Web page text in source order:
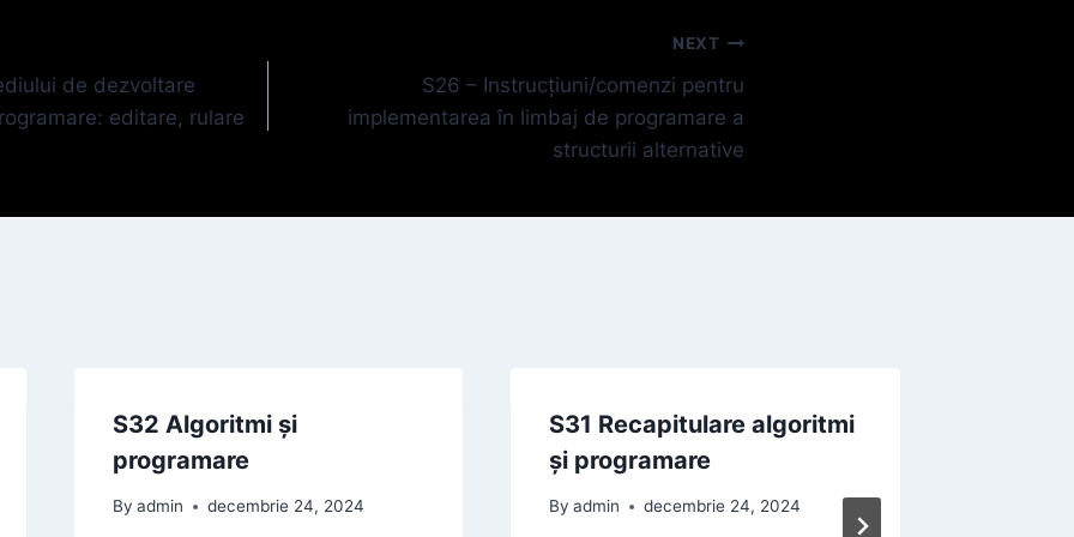
de dezvoltare
editare, rulare
NEXT
S26 – Instrucțiuni/comenzi pentru
implementarea în limbaj de programare a
structurii alternative
S32 Algoritmi și
programare
By admin decembrie 24, 2024
S31 Recapitulare algoritmi
și programare
By admin decembrie 24, 2024